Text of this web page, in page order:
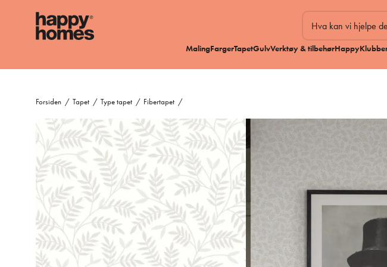
MalingFargerTapetGulvVerktøy & tilbehør
Forsiden / Tapet / Type tapet / Fibertapet /